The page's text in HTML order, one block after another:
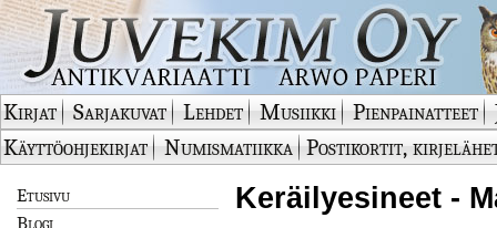
Kirjat Sarjakuvat Lehdet Musiikki Pienpainatteet
Käyttöohjekirjat
Numismatiikka Postikortit,
Etusivu
Blogi
Keräilyesineet -